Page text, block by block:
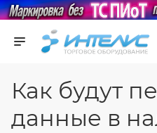
Как будут
данные в